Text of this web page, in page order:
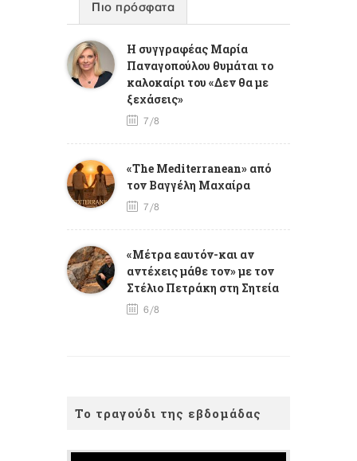
Πιο πρόσφατα
Η συγγραφέας Μαρία
Παναγοπούλου θυμάται το
καλοκαίρι του «Δεν θα με
ξεχάσεις»
7/8
«The Mediterranean» από
τον Βαγγέλη Μαχαίρα
7/8
«Μέτρα εαυτόν-και αν
αντέχεις μάθε τον» με τον
Στέλιο Πετράκη στη Σητεία
6/8
Το τραγούδι της εβδομάδας